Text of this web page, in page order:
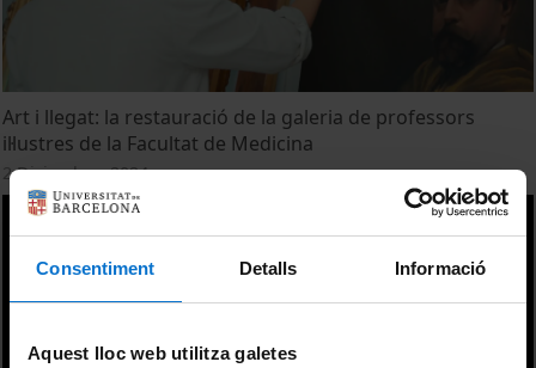
Consentiment Detalls Informació
Aquest lloc web utilitza galetes
Art i llegat: la restauració de la galeria de professors
il·lustres de la Facultat de Medicina
2 Diciembre, 2024